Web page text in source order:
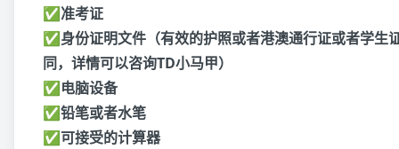
✅准考证
✅身份证明文件（有效的护照或者港澳通行证或者学生
同，详情可以咨询TD小马甲）
✅电脑设备
✅铅笔或者水笔
✅可接受的计算器